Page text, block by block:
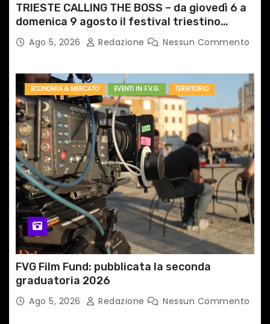
TRIESTE CALLING THE BOSS – da giovedì 6 a
domenica 9 agosto il festival triestino
dedicato a Springsteen
Ago 5, 2026 Redazione Nessun Commento
ECONOMIA & MERCATO EVENTI IN F.V.G. TERRITORIO
FVG Film Fund: pubblicata la seconda
graduatoria 2026
Ago 5, 2026 Redazione Nessun Commento